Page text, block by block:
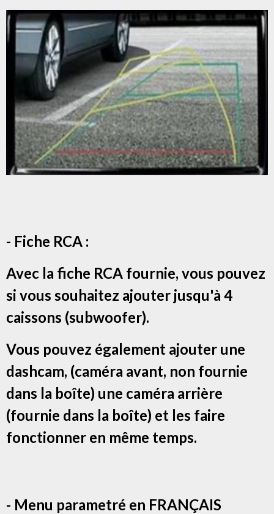
- Fiche RCA :
Avec la fiche RCA fournie, vous pouvez
si vous souhaitez ajouter jusqu'à 4
caissons (subwoofer).
Vous pouvez également ajouter une
dashcam, (caméra avant, non fournie
dans la boîte) une caméra arrière
(fournie dans la boîte) et les faire
fonctionner en même temps.
- Menu parametré en FRANÇAIS